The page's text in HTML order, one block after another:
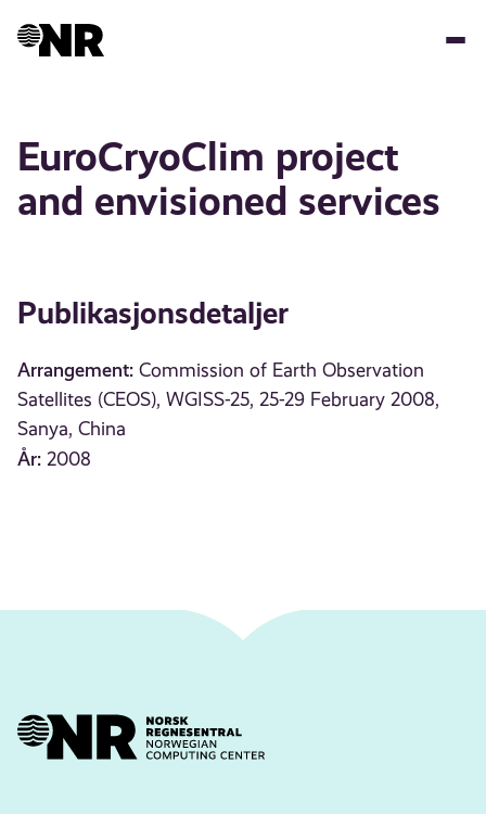
EuroCryoClim project
and envisioned services
Publikasjonsdetaljer
Arrangement: Commission of Earth Observation
Satellites (CEOS), WGISS-25, 25-29 February 2008,
Sanya, China
År: 2008